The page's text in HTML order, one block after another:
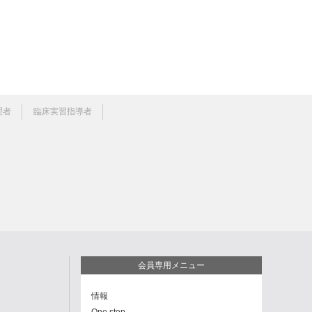
者 臨床実習指導者
会員専用メニュー
情報